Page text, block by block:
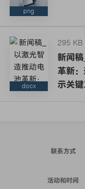
png
docx
295 KB
新闻
革新
示关
联系方式
活动和时间